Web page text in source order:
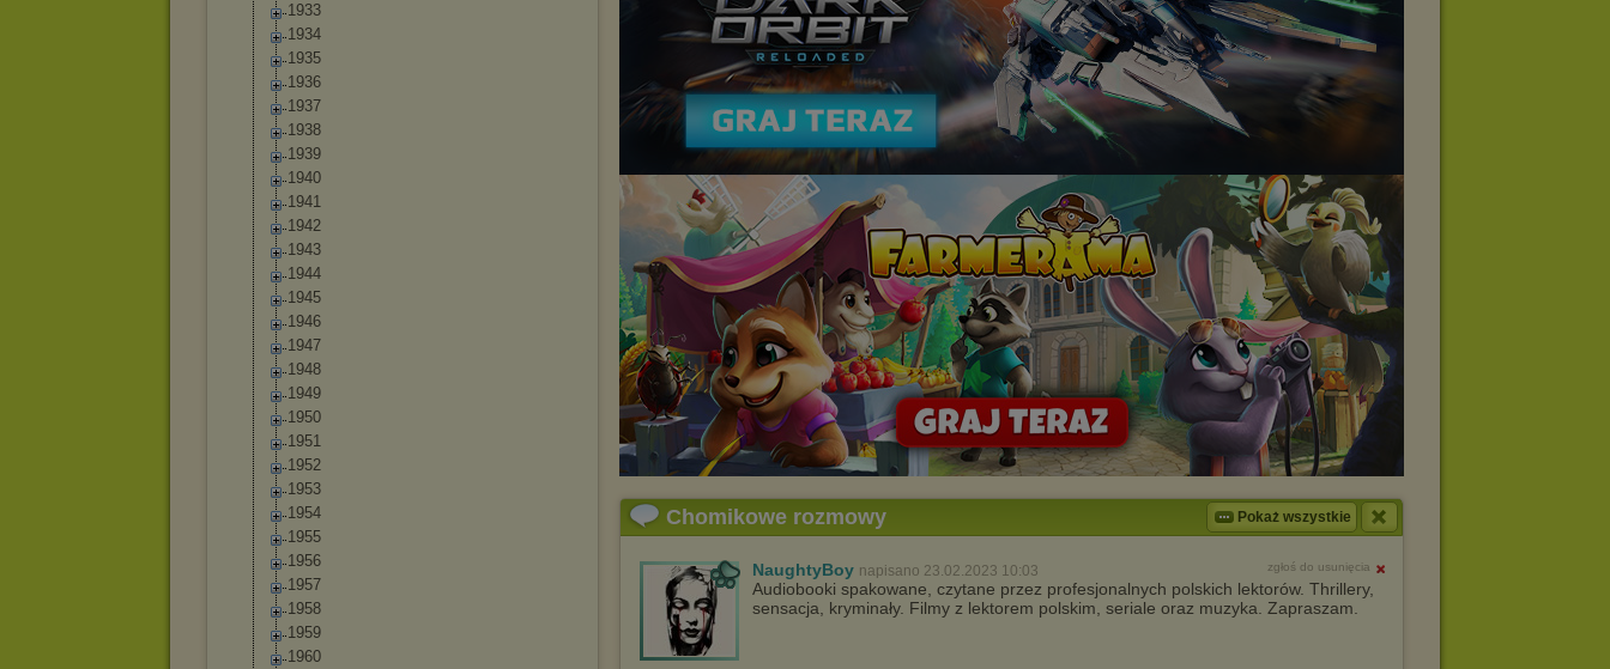
1933
1934
1935
1936
1937
1938
1939
1940
1941
1942
1943
1944
1945
1946
1947
1948
1949
1950
1951
1952
1953
1954
1955
1956
1957
1958
1959
1960
Chomikowe rozmowy Pokaż wszystkie
NaughtyBoy napisano 23.02.2023 10:03 zgłoś do usunięcia
Audiobooki spakowane, czytane przez profesjonalnych polskich lektorów. Thrillery,
sensacja, kryminały. Filmy z lektorem polskim, seriale oraz muzyka. Zapraszam.